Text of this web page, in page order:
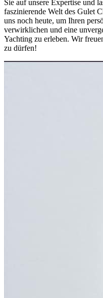
Sie auf unsere Expertise und
faszinierende Welt des Gulet
uns noch heute, um Ihren
verwirklichen und eine
Yachting zu erleben. Wir
zu dürfen!